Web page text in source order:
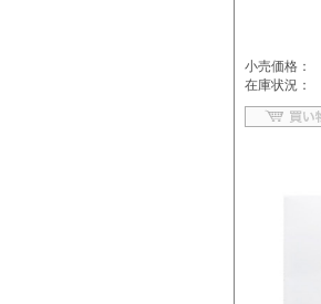
小売価格：
在庫状況：